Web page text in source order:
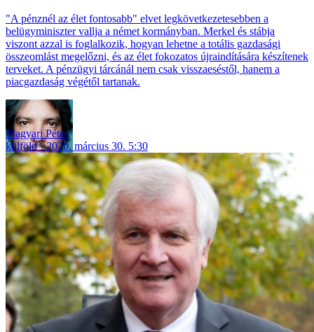
"A pénznél az élet fontosabb" elvet legkövetkezetesebben a
belügyminiszter vallja a német kormányban. Merkel és stábja
viszont azzal is foglalkozik, hogyan lehetne a totális gazdasági
összeomlást megelőzni, és az élet fokozatos újraindítására készítenek
terveket. A pénzügyi tárcánál nem csak visszaeséstől, hanem a
piacgazdaság végétől tartanak.
Magyari Péter
külföld
2020. március 30. 5:30